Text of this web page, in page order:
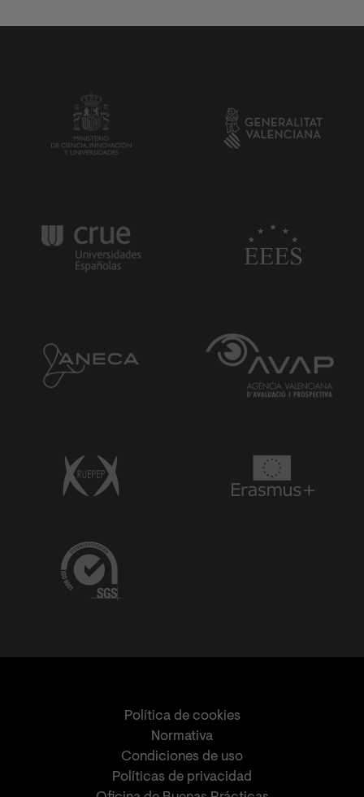
Política de cookies
Normativa
Condiciones de uso
Políticas de privacidad